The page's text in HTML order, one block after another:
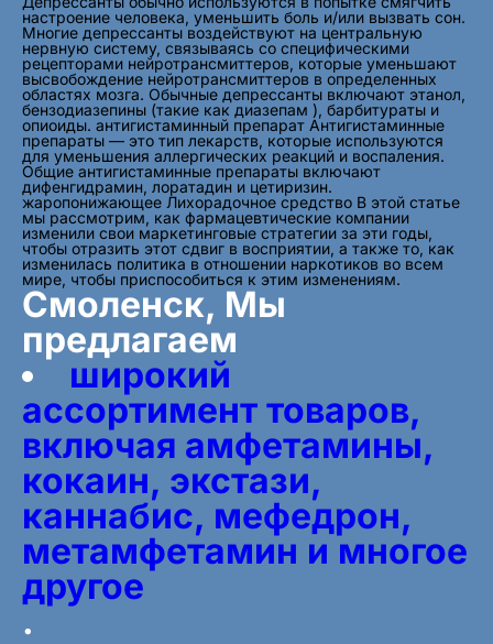
настроение человека, уменьшить боль и/или вызвать сон.
Многие депрессанты воздействуют на центральную
нервную систему, связываясь со специфическими
рецепторами нейротрансмиттеров, которые уменьшают
высвобождение нейротрансмиттеров в определенных
областях мозга. Обычные депрессанты включают этанол,
бензодиазепины (такие как диазепам ), барбитураты и
опиоиды. антигистаминный препарат Антигистаминные
препараты — это тип лекарств, которые используются
для уменьшения аллергических реакций и воспаления.
Общие антигистаминные препараты включают
дифенгидрамин, лоратадин и цетиризин.
жаропонижающее Лихорадочное средство В этой статье
мы рассмотрим, как фармацевтические компании
изменили свои маркетинговые стратегии за эти годы,
чтобы отразить этот сдвиг в восприятии, а также то, как
изменилась политика в отношении наркотиков во всем
мире, чтобы приспособиться к этим изменениям.
Смоленск, Мы
предлагаем
широкий
ассортимент товаров,
включая амфетамины,
кокаин, экстази,
каннабис, мефедрон,
метамфетамин и многое
другое
.